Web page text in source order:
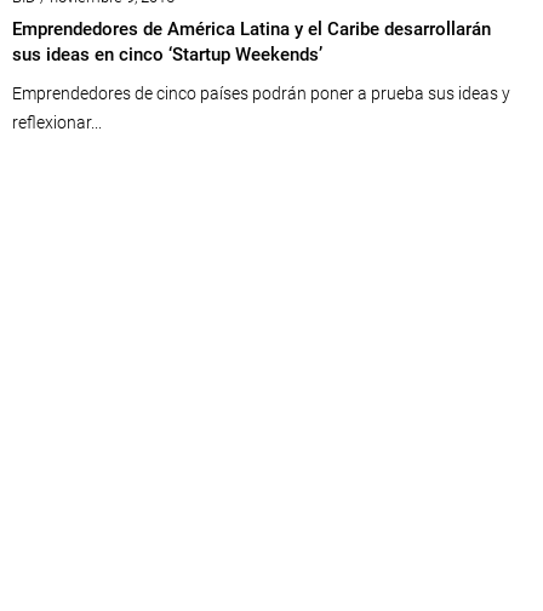
Emprendedores de América Latina y el Caribe desarrollarán
sus ideas en cinco ‘Startup Weekends’
Emprendedores de cinco países podrán poner a prueba sus ideas y
reflexionar...